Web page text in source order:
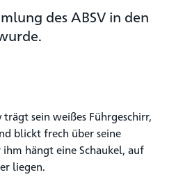
des ABSV in den